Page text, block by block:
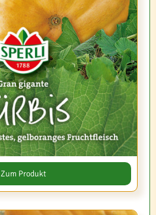
Zum Produkt